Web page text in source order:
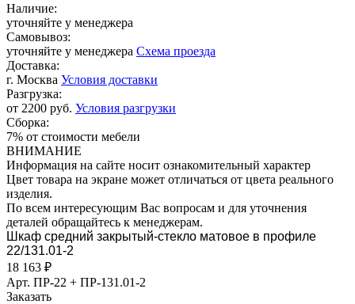
Наличие:
уточняйте у менеджера
Самовывоз:
уточняйте у менеджера Схема проезда
Доставка:
г. Москва Условия доставки
Разгрузка:
от 2200 руб. Условия разгрузки
Сборка:
7% от стоимости мебели
ВНИМАНИЕ
Информация на сайте носит ознакомительный характер
Цвет товара на экране может отличаться от цвета реального
изделия.
По всем интересующим Вас вопросам и для уточнения
деталей обращайтесь к менеджерам.
Шкаф средний закрытый-стекло матовое в профиле
22/131.01-2
18 163 ₽
Арт. ПР-22 + ПР-131.01-2
Заказать